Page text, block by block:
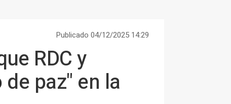
Publicado 04/12/2025 14:29
RDC y
paz" en la